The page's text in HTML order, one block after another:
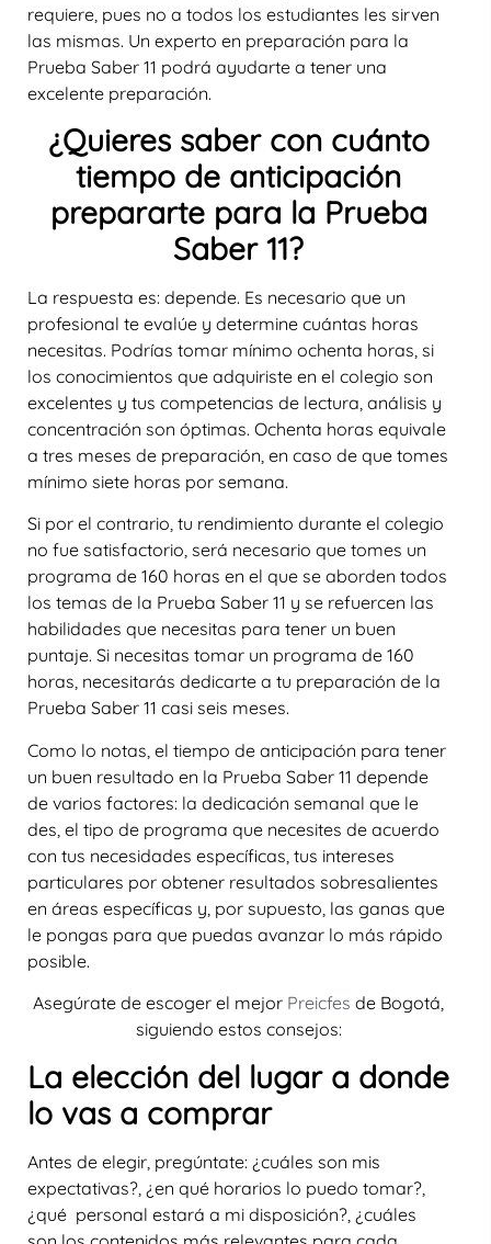
requiere, pues no a todos los estudiantes les sirven
las mismas. Un experto en preparación para la
Prueba Saber 11 podrá ayudarte a tener una
excelente preparación.
¿Quieres saber con cuánto
tiempo de anticipación
prepararte para la Prueba
Saber 11?
La respuesta es: depende. Es necesario que un
profesional te evalúe y determine cuántas horas
necesitas. Podrías tomar mínimo ochenta horas, si
los conocimientos que adquiriste en el colegio son
excelentes y tus competencias de lectura, análisis y
concentración son óptimas. Ochenta horas equivale
a tres meses de preparación, en caso de que tomes
mínimo siete horas por semana.
Si por el contrario, tu rendimiento durante el colegio
no fue satisfactorio, será necesario que tomes un
programa de 160 horas en el que se aborden todos
los temas de la Prueba Saber 11 y se refuercen las
habilidades que necesitas para tener un buen
puntaje. Si necesitas tomar un programa de 160
horas, necesitarás dedicarte a tu preparación de la
Prueba Saber 11 casi seis meses.
Como lo notas, el tiempo de anticipación para tener
un buen resultado en la Prueba Saber 11 depende
de varios factores: la dedicación semanal que le
des, el tipo de programa que necesites de acuerdo
con tus necesidades específicas, tus intereses
particulares por obtener resultados sobresalientes
en áreas específicas y, por supuesto, las ganas que
le pongas para que puedas avanzar lo más rápido
posible.
Asegúrate de escoger el mejor Preicfes de Bogotá,
siguiendo estos consejos:
La elección del lugar a donde
lo vas a comprar
Antes de elegir, pregúntate: ¿cuáles son mis
expectativas?, ¿en qué horarios lo puedo tomar?,
¿qué personal estará a mi disposición?, ¿cuáles